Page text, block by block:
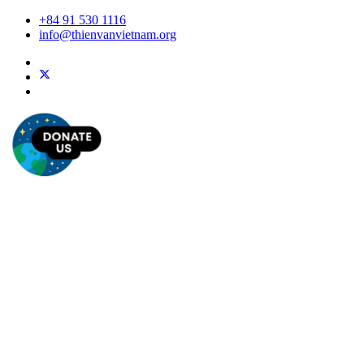
+84 91 530 1116
info@thienvanvietnam.org